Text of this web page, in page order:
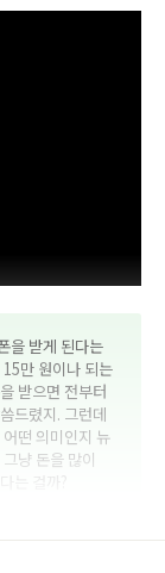
을 받게 된다는
만 원이나 되는
받으면 전부터
드렸지. 그런데
떤 의미인지 뉴
냥 돈을 많이